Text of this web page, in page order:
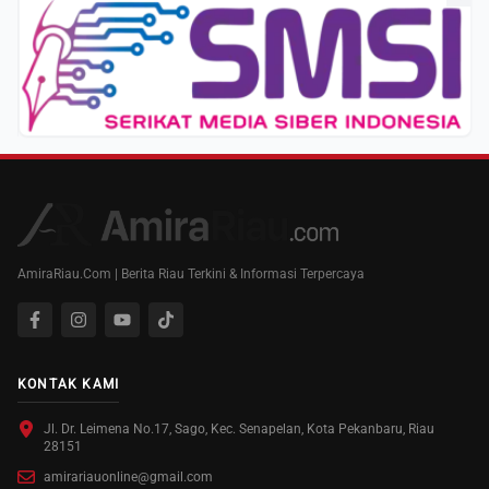
AmiraRiau.Com | Berita Riau Terkini & Informasi Terpercaya
KONTAK KAMI
Jl. Dr. Leimena No.17, Sago, Kec. Senapelan, Kota Pekanbaru, Riau
28151
amirariauonline@gmail.com